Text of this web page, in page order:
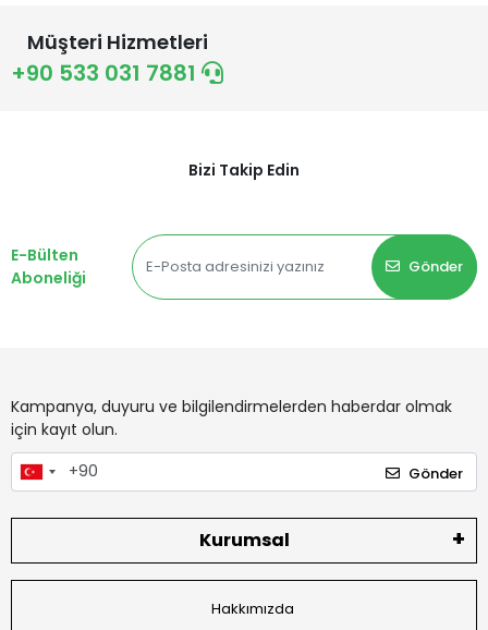
Müşteri Hizmetleri
+90 533 031 7881
Bizi Takip Edin
E-Bülten
Aboneliği
Gönder
Kampanya, duyuru ve bilgilendirmelerden haberdar olmak
için kayıt olun.
Gönder
Kurumsal
Hakkımızda